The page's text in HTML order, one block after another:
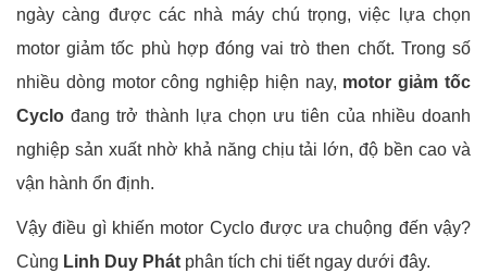
ngày càng được các nhà máy chú trọng, việc lựa chọn
motor giảm tốc phù hợp đóng vai trò then chốt. Trong số
nhiều dòng motor công nghiệp hiện nay, motor giảm tốc
Cyclo đang trở thành lựa chọn ưu tiên của nhiều doanh
nghiệp sản xuất nhờ khả năng chịu tải lớn, độ bền cao và
vận hành ổn định.
Vậy điều gì khiến motor Cyclo được ưa chuộng đến vậy?
Cùng Linh Duy Phát phân tích chi tiết ngay dưới đây.